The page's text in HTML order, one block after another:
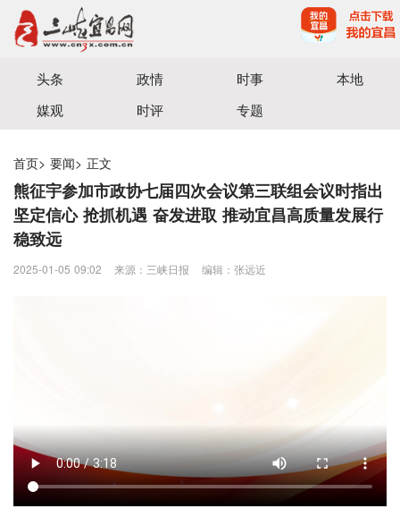
宜昌三峡融媒体中心主办
头条 政情 时事
本地
媒观
时评 专题
首页> 要闻> 正文
熊征宇参加市政协七届四次会议第三联组会议时指出
坚定信心 抢抓机遇 奋发进取 推动宜昌高质量发展行
稳致远
2025-01-05 09:02 来源：三峡日报 编辑：张远近